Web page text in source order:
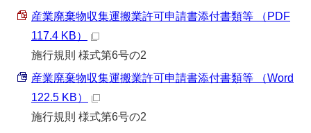
産業廃棄物収集運搬業許可申請書添付書類等 （PDF
117.4 KB）
施行規則 様式第6号の2
産業廃棄物収集運搬業許可申請書添付書類等 （Word
122.5 KB）
施行規則 様式第6号の2